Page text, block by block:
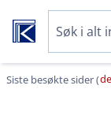
Siste besøkte sider (